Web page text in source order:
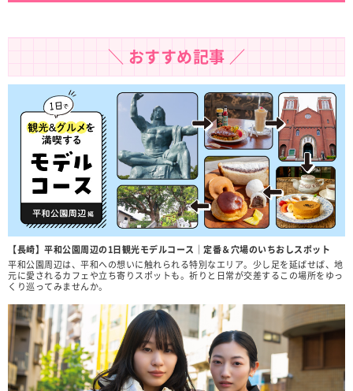
＼ おすすめ記事 ／
【長崎】平和公園周辺の1日観光モデルコース｜定番＆穴場のいちおしスポット
平和公園周辺は、平和への想いに触れられる特別なエリア。少し足を延ばせば、地
元に愛されるカフェや立ち寄りスポットも。祈りと日常が交差するこの場所をゆっ
くり巡ってみませんか。